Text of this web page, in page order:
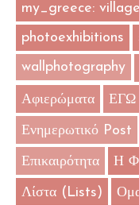
my_greece:
photoexhibitions
wallphotography
Αφιερώματα ΕΓΩ
Ενημερωτικό Post
Επικαιρότητα Η
Λίστα (Lists)